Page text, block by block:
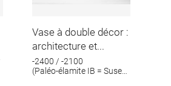
Vase à double décor :
architecture et...
-2400 / -2100
(Paléo-élamite IB = Suse